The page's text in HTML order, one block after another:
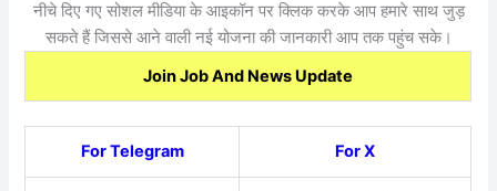
नीचे दिए गए सोशल मीडिया के आइकॉन पर क्लिक करके आप हमारे साथ जुड़
सकते हैं जिससे आने वाली नई योजना की जानकारी आप तक पहुंच सके।
Join Job And News Update
For Telegram For X